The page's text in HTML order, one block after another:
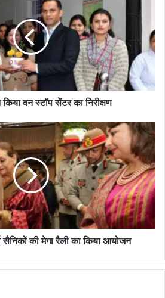
किया वन स्टॉप सेंटर का निरीक्षण
की मेगा रैली का किया आयोजन